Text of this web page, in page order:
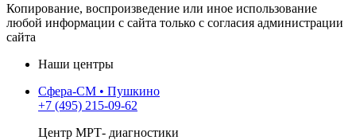
Копирование, воспроизведение или иное использование
любой информации с сайта только с согласия администрации
сайта
Наши центры
Сфера-СМ • Пушкино
+7 (495) 215-09-62
Центр МРТ- диагностики